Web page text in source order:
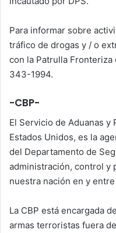
Para informar sobre
tráfico de drogas y / o
con la Patrulla
343-1994.
-CBP-
El Servicio de Aduanas
Estados Unidos, es la
del Departamento de
administración, control y
nuestra nación en y
La CBP está encargada
armas terroristas fuera